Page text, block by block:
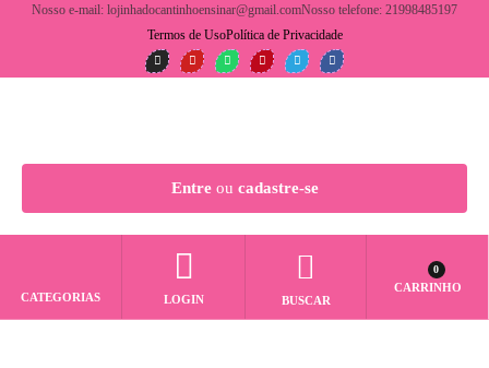
Nosso e-mail: lojinhadocantinhoensinar@gmail.comNosso telefone: 21998485197
Termos de UsoPolítica de Privacidade
Entreou cadastre-se
CATEGORIAS LOGIN BUSCAR
0
CARRINHO